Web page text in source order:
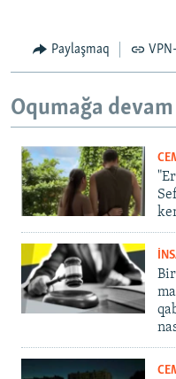
Paylaşmaq
Oqumağa
Bir